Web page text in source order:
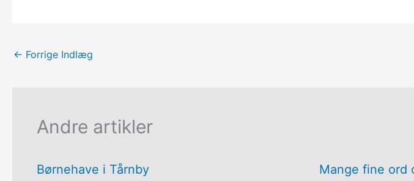
← Forrige Indlæg
Andre artikler
Børnehave i Tårnby Mange fine ord